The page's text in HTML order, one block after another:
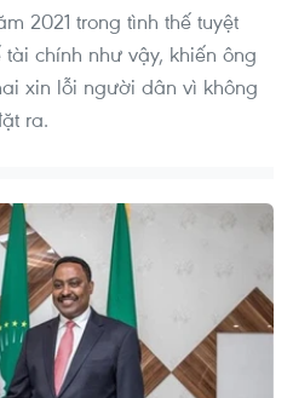
2021 trong tình thế tuyệt
chính như vậy, khiến ông
xin lỗi người dân vì không
ra.